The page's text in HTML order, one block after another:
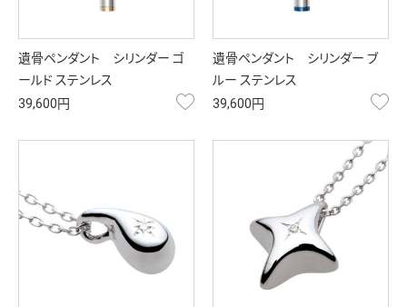
遺骨ペンダント シリンダー ゴ
ールド ステンレス
39,600円
お気に入り
遺骨ペンダント シリンダー ブ
ルー ステンレス
39,600円